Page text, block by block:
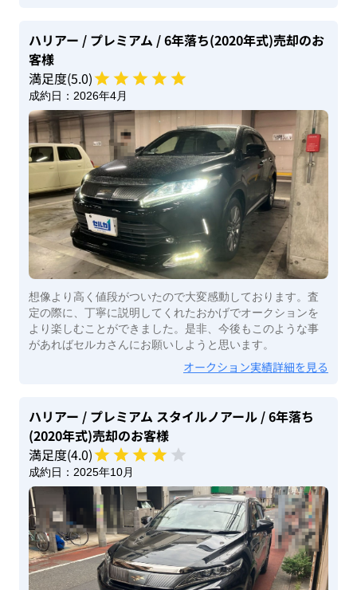
ハリアー / プレミアム / 6年落ち(2020年式)売却のお
客様
満足度(5.0)
成約日： 2026年4月
想像より高く値段がついたので大変感動しております。査
定の際に、丁寧に説明してくれたおかげでオークションを
より楽しむことができました。是非、今後もこのような事
があればセルカさんにお願いしようと思います。
オークション実績詳細を見る
ハリアー / プレミアム スタイルノアール / 6年落ち
(2020年式)売却のお客様
満足度(4.0)
成約日： 2025年10月